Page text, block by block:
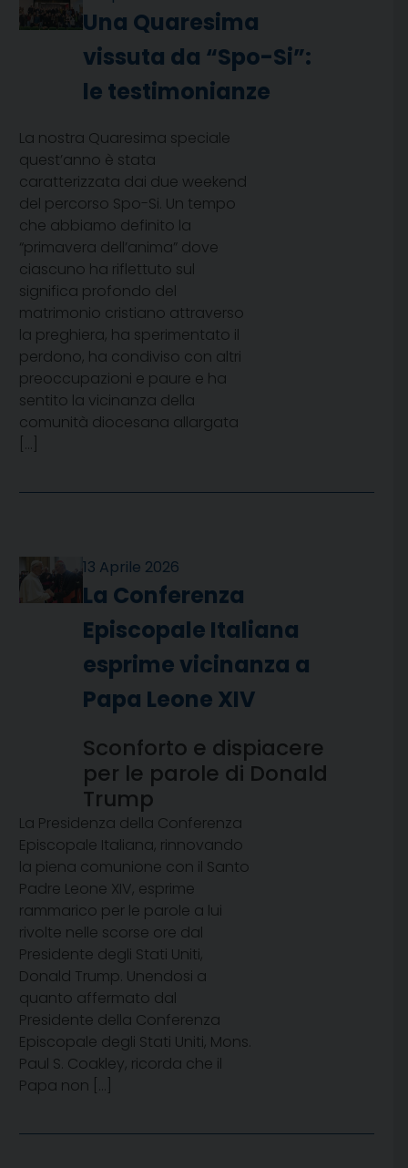
Una Quaresima
vissuta da “Spo-Si”:
le testimonianze
La nostra Quaresima speciale
quest’anno è stata
caratterizzata dai due weekend
del percorso Spo-Si. Un tempo
che abbiamo definito la
“primavera dell’anima” dove
ciascuno ha riflettuto sul
significa profondo del
matrimonio cristiano attraverso
la preghiera, ha sperimentato il
perdono, ha condiviso con altri
preoccupazioni e paure e ha
sentito la vicinanza della
comunità diocesana allargata
[…]
13 Aprile 2026
La Conferenza
Episcopale Italiana
esprime vicinanza a
Papa Leone XIV
Sconforto e dispiacere
per le parole di Donald
Trump
La Presidenza della Conferenza
Episcopale Italiana, rinnovando
la piena comunione con il Santo
Padre Leone XIV, esprime
rammarico per le parole a lui
rivolte nelle scorse ore dal
Presidente degli Stati Uniti,
Donald Trump. Unendosi a
quanto affermato dal
Presidente della Conferenza
Episcopale degli Stati Uniti, Mons.
Paul S. Coakley, ricorda che il
Papa non […]